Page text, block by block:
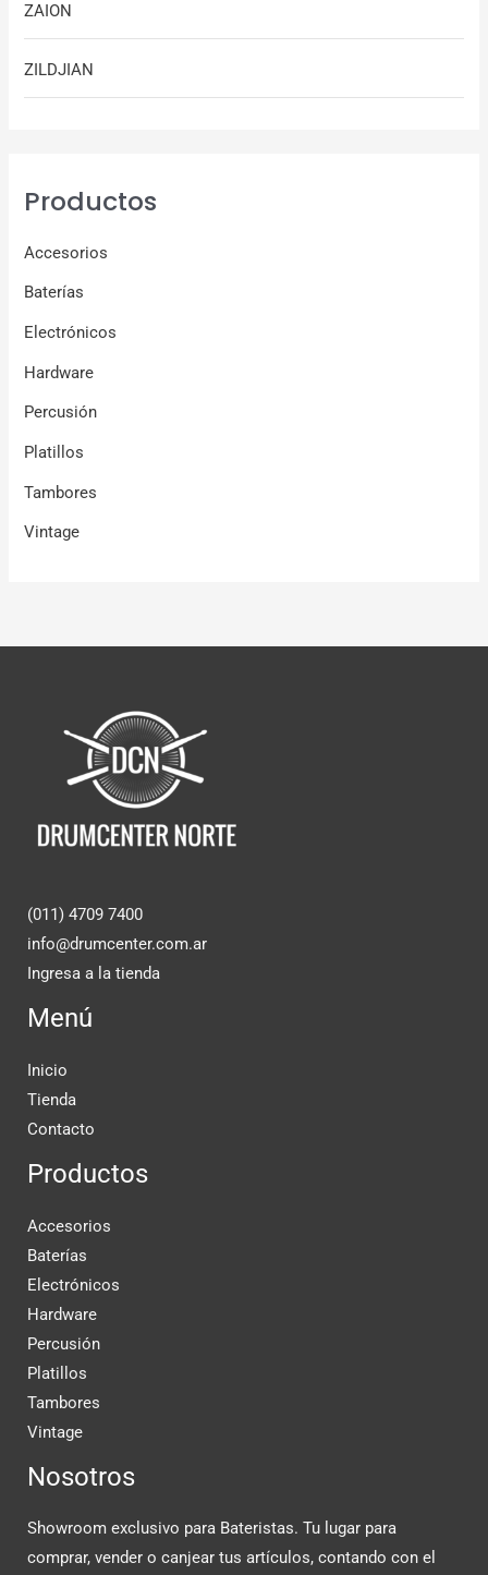
ZAION
ZILDJIAN
Productos
Accesorios
Baterías
Electrónicos
Hardware
Percusión
Platillos
Tambores
Vintage
(011) 4709 7400
info@drumcenter.com.ar
Ingresa a la tienda
Menú
Inicio
Tienda
Contacto
Productos
Accesorios
Baterías
Electrónicos
Hardware
Percusión
Platillos
Tambores
Vintage
Nosotros
Showroom exclusivo para Bateristas. Tu lugar para
comprar, vender o canjear tus artículos, contando con el